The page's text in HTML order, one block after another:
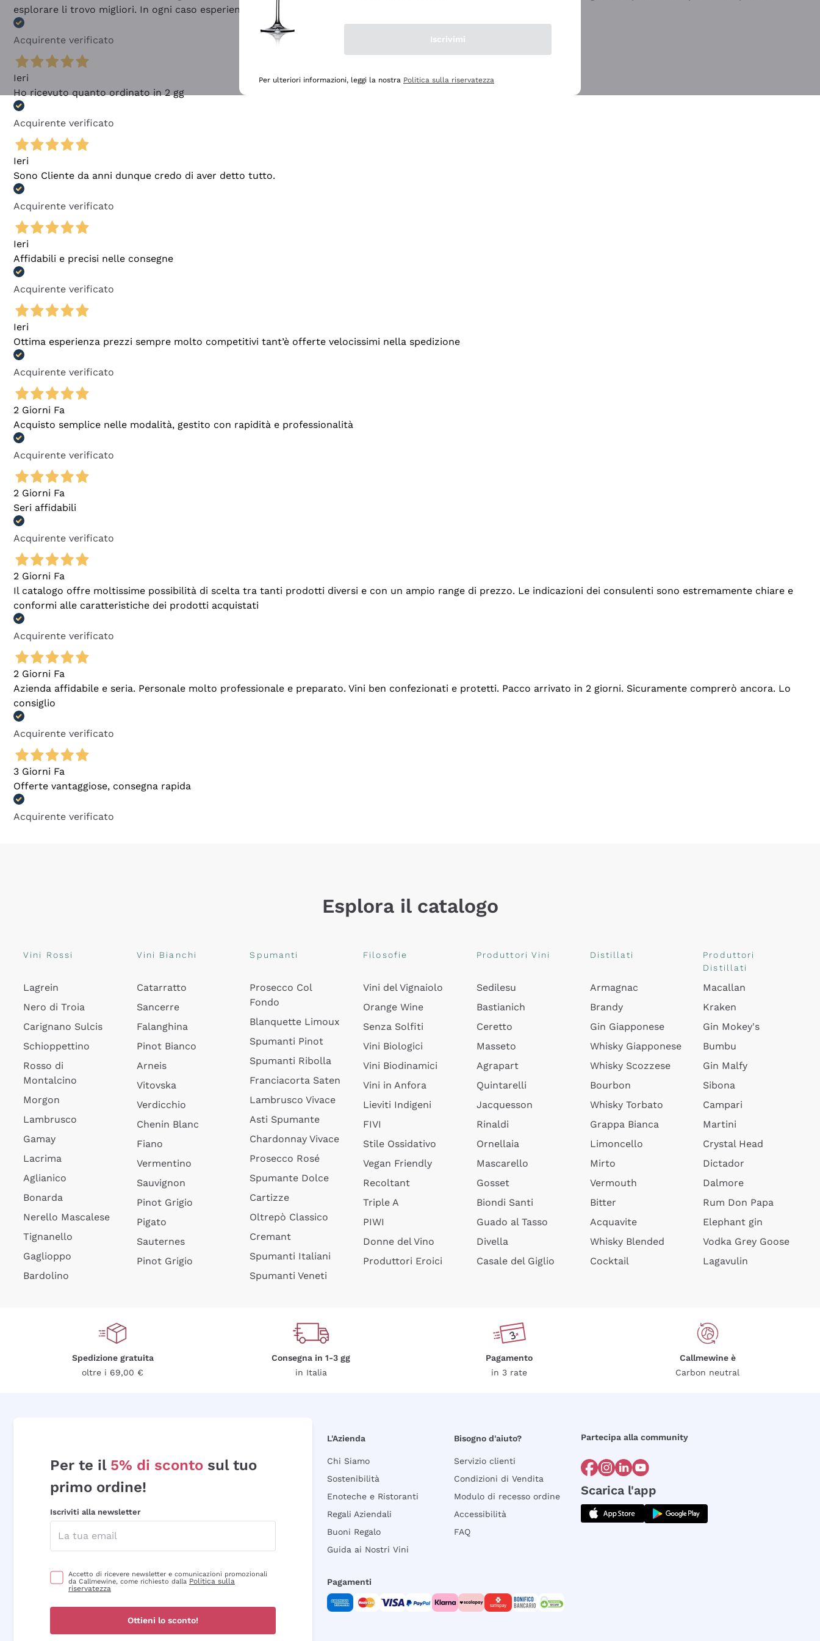
esplorare li trovo migliori. In ogni caso esperienza buona e lo consiglio! 👍
Acquirente verificato
Ieri
Ho ricevuto quanto ordinato in 2 gg
Acquirente verificato
Ieri
Sono Cliente da anni dunque credo di aver detto tutto.
Acquirente verificato
Ieri
Affidabili e precisi nelle consegne
Acquirente verificato
Ieri
Ottima esperienza prezzi sempre molto competitivi tant’è offerte velocissimi nella spedizione
Acquirente verificato
2 Giorni Fa
Acquisto semplice nelle modalità, gestito con rapidità e professionalità
Acquirente verificato
2 Giorni Fa
Seri affidabili
Acquirente verificato
2 Giorni Fa
Il catalogo offre moltissime possibilità di scelta tra tanti prodotti diversi e con un ampio range di prezzo. Le indicazioni dei consulenti sono estremamente chiare e
conformi alle caratteristiche dei prodotti acquistati
Acquirente verificato
2 Giorni Fa
Azienda affidabile e seria. Personale molto professionale e preparato. Vini ben confezionati e protetti. Pacco arrivato in 2 giorni. Sicuramente comprerò ancora. Lo
consiglio
Acquirente verificato
3 Giorni Fa
Offerte vantaggiose, consegna rapida
Acquirente verificato
Esplora il catalogo
Vini Rossi
Lagrein
Nero di Troia
Carignano Sulcis
Schioppettino
Rosso di
Montalcino
Morgon
Lambrusco
Gamay
Lacrima
Aglianico
Bonarda
Nerello Mascalese
Tignanello
Gaglioppo
Bardolino
Vini Bianchi
Catarratto
Sancerre
Falanghina
Pinot Bianco
Arneis
Vitovska
Verdicchio
Chenin Blanc
Fiano
Vermentino
Sauvignon
Pinot Grigio
Pigato
Sauternes
Pinot Grigio
Spumanti
Prosecco Col
Fondo
Blanquette Limoux
Spumanti Pinot
Spumanti Ribolla
Franciacorta Saten
Lambrusco Vivace
Asti Spumante
Chardonnay Vivace
Prosecco Rosé
Spumante Dolce
Cartizze
Oltrepò Classico
Cremant
Spumanti Italiani
Spumanti Veneti
Filosofie
Vini del Vignaiolo
Orange Wine
Senza Solfiti
Vini Biologici
Vini Biodinamici
Vini in Anfora
Lieviti Indigeni
FIVI
Stile Ossidativo
Vegan Friendly
Recoltant
Triple A
PIWI
Donne del Vino
Produttori Eroici
Produttori Vini
Sedilesu
Bastianich
Ceretto
Masseto
Agrapart
Quintarelli
Jacquesson
Rinaldi
Ornellaia
Mascarello
Gosset
Biondi Santi
Guado al Tasso
Divella
Casale del Giglio
Distillati
Armagnac
Brandy
Gin Giapponese
Whisky Giapponese
Whisky Scozzese
Bourbon
Whisky Torbato
Grappa Bianca
Limoncello
Mirto
Vermouth
Bitter
Acquavite
Whisky Blended
Cocktail
Produttori
Distillati
Macallan
Kraken
Gin Mokey's
Bumbu
Gin Malfy
Sibona
Campari
Martini
Crystal Head
Dictador
Dalmore
Rum Don Papa
Elephant gin
Vodka Grey Goose
Lagavulin
Spedizione gratuita
oltre i 69,00 €
Consegna in 1-3 gg
in Italia
Pagamento
in 3 rate
Callmewine è
Carbon neutral
Per te il 5% di sconto sul tuo
primo ordine!
Iscriviti alla newsletter
Accetto di ricevere newsletter e comunicazioni promozionali
da Callmewine, come richiesto dalla Politica sulla
riservatezza
Ottieni lo sconto!
L'Azienda
Chi Siamo
Sostenibilità
Enoteche e Ristoranti
Regali Aziendali
Buoni Regalo
Guida ai Nostri Vini
Bisogno d'aiuto?
Servizio clienti
Condizioni di Vendita
Modulo di recesso ordine
Accessibilità
FAQ
Partecipa alla community
Scarica l'app
Pagamenti
Iscrivimi
Per ulteriori informazioni, leggi la nostra Politica sulla riservatezza